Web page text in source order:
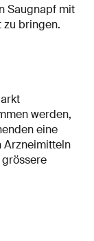
Saugnapf mit
zu bringen.
werden,
eine
Arzneimitteln